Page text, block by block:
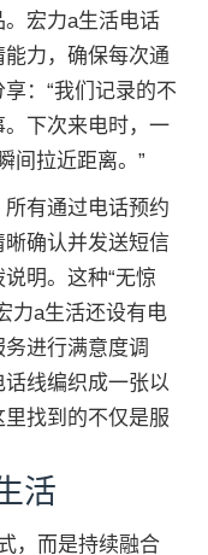
宏力a生活电话
力，确保每次通
：“我们记录的不
下次来电时，一
间拉近距离。”
有通过电话预约
确认并发送短信
明。这种“无惊
力a生活还设有电
进行满意度调
线编织成一张以
找到的不仅是服
活
，而是持续融合